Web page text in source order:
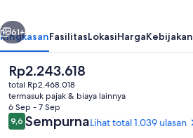
Berikutnya
61+
RingkasanFasilitasLokasiHargaKebijakan
Harga
saat
ini
Rp2.243.618
Rp2.243.618
total Rp2.468.018
termasuk pajak & biaya lainnya
6 Sep - 7 Sep
Ulasan
9,69,6 dari 10
SempurnaLihat total 1.039 ulasan